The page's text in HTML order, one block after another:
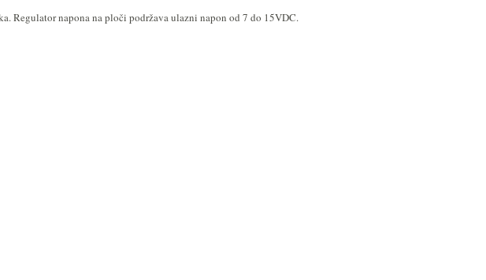
Regulator napona na ploči podržava ulazni napon od 7 do 15VDC.